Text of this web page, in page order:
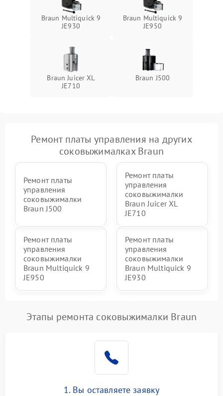
Braun Multiquick 9
JE930
Braun Multiquick 9
JE950
Braun Juicer XL
JE710
Braun J500
Ремонт платы управления на других
соковыжималках Braun
Ремонт платы
управления
соковыжималки
Braun J500
Ремонт платы
управления
соковыжималки
Braun Juicer XL
JE710
Ремонт платы
управления
соковыжималки
Braun Multiquick 9
JE950
Ремонт платы
управления
соковыжималки
Braun Multiquick 9
JE930
Этапы ремонта соковыжималки Braun
1. Вы оставляете заявку